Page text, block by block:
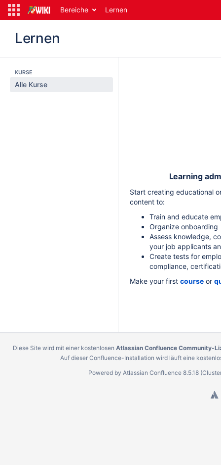
Bereiche Lernen
Lernen
KURSE
Alle Kurse
Learning
Start creating educational
content to:
Train and educate
Organize onboarding
Assess knowledge,
your job applicants
Create tests for
compliance,
Make your first course or
Diese Site wird mit einer kostenlosen Atlassian Confluence Community-
Auf dieser Confluence-Installation wird läuft eine
Powered by Atlassian Confluence 8.5.18